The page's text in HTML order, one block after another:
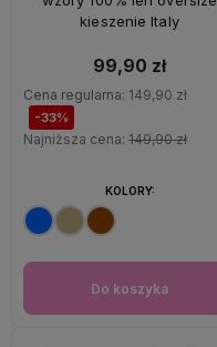
kieszenie Italy
99,90 zł
Cena regularna: 149,90 zł
-33%
Najniższa cena: 149,90 zł
Do koszyka
KOLORY: